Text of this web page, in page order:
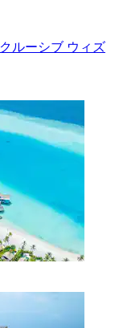
ルーシブ ウィズ